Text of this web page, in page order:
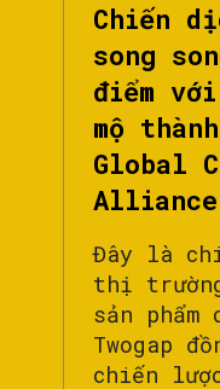
Chiến
song
điểm
mộ
Global
Đây là
thị
sản phẩm
Twogap
chiến